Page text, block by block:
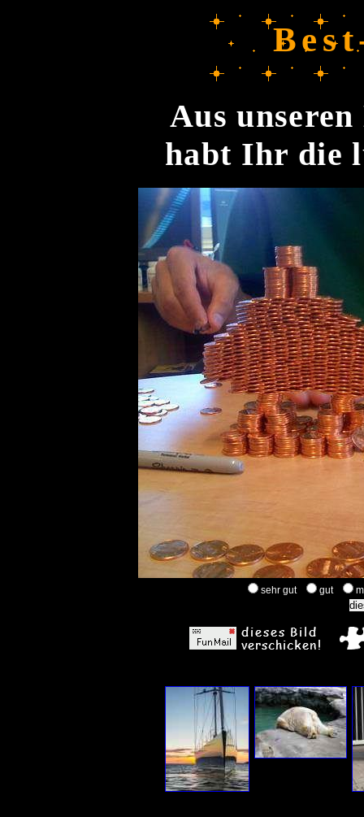
Aus
habt Ihr die
sehr gut gut